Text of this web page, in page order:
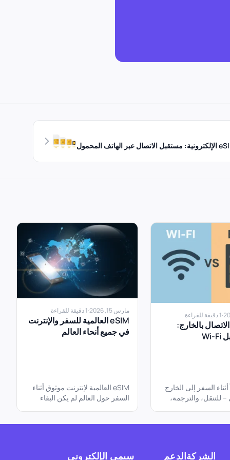
·1 دقيقة للقراءة
بالخارج:
أثناء السفر إلى الخارج
للتنقل، والترجمة،
مارس 15, 2026 ·1 دقيقة للقراءة
eSIM العالمية للسفر والإنترنت
في جميع أنحاء العالم
eSIM العالمية لإنترنت موثوق أثناء
السفر حول العالم لم يكن البقاء
الشركةالدعم سيمي الإلكتروني